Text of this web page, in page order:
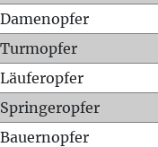
Damenopfer
Turmopfer
Läuferopfer
Springeropfer
Bauernopfer